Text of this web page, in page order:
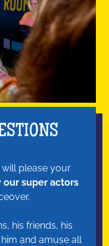
will please your
our super actors
his friends, his
and amuse all